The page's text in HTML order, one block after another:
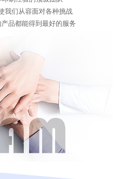
我们从容面对各种挑战
品都能得到最好的服务